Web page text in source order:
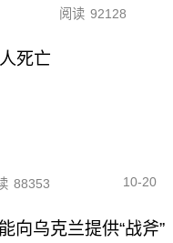
阅读 92128
死亡
88353 10-20
向乌克兰提供“战斧”